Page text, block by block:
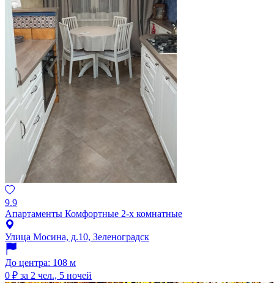
9.9
Апартаменты Комфортные 2-х комнатные
Улица Мосина, д.10, Зеленоградск
До центра: 108 м
0 ₽ за 2 чел., 5 ночей